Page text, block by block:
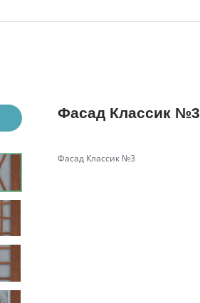
Фасад Классик №3
Фасад Классик №3